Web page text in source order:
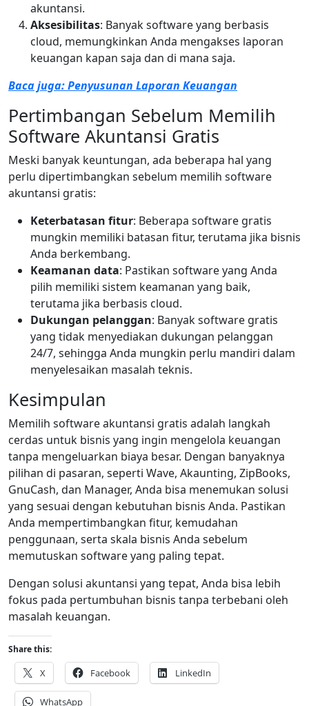
akuntansi.
Aksesibilitas: Banyak software yang berbasis
cloud, memungkinkan Anda mengakses laporan
keuangan kapan saja dan di mana saja.
Baca juga: Penyusunan Laporan Keuangan
Pertimbangan Sebelum Memilih
Software Akuntansi Gratis
Meski banyak keuntungan, ada beberapa hal yang
perlu dipertimbangkan sebelum memilih software
akuntansi gratis:
Keterbatasan fitur: Beberapa software gratis
mungkin memiliki batasan fitur, terutama jika bisnis
Anda berkembang.
Keamanan data: Pastikan software yang Anda
pilih memiliki sistem keamanan yang baik,
terutama jika berbasis cloud.
Dukungan pelanggan: Banyak software gratis
yang tidak menyediakan dukungan pelanggan
24/7, sehingga Anda mungkin perlu mandiri dalam
menyelesaikan masalah teknis.
Kesimpulan
Memilih software akuntansi gratis adalah langkah
cerdas untuk bisnis yang ingin mengelola keuangan
tanpa mengeluarkan biaya besar. Dengan banyaknya
pilihan di pasaran, seperti Wave, Akaunting, ZipBooks,
GnuCash, dan Manager, Anda bisa menemukan solusi
yang sesuai dengan kebutuhan bisnis Anda. Pastikan
Anda mempertimbangkan fitur, kemudahan
penggunaan, serta skala bisnis Anda sebelum
memutuskan software yang paling tepat.
Dengan solusi akuntansi yang tepat, Anda bisa lebih
fokus pada pertumbuhan bisnis tanpa terbebani oleh
masalah keuangan.
Share this:
X Facebook LinkedIn
WhatsApp